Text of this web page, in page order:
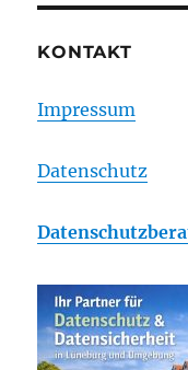
KONTAKT
Impressum
Datenschutz